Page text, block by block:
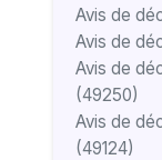
Avis de
Avis de
Avis de
(49250)
Avis de
(49124)